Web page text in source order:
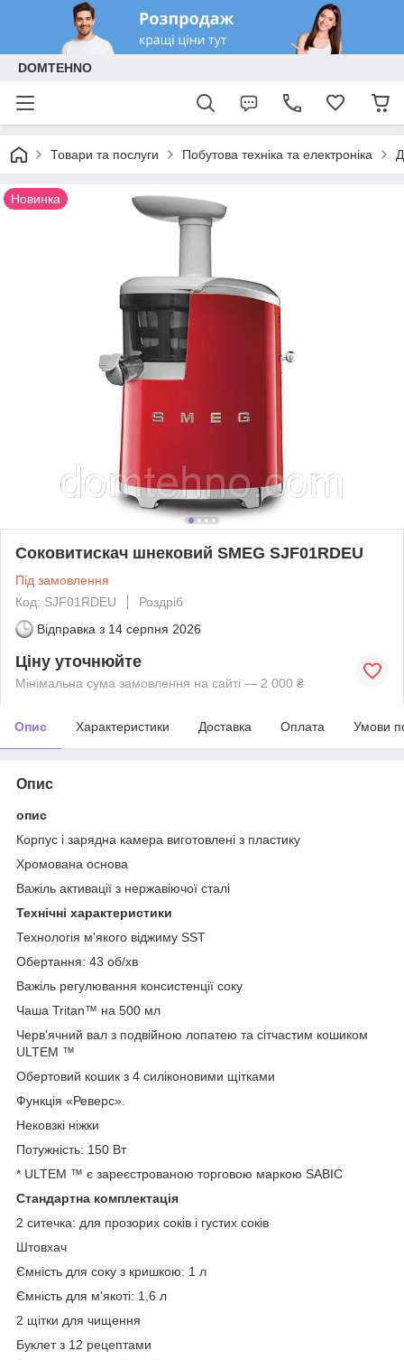
DOMTEHNO
Товари та послуги Побутова техніка та електроніка
Новинка
Соковитискач шнековий SMEG SJF01RDEU
Під замовлення
Код: SJF01RDEU
Роздріб
Відправка з 14 серпня 2026
Ціну уточнюйте
Мінімальна сума замовлення на сайті — 2 000 ₴
Опис Характеристики Доставка Оплата Умови
Опис
опис
Корпус і зарядна камера виготовлені з пластику
Хромована основа
Важіль активації з нержавіючої сталі
Технічні характеристики
Технологія м'якого віджиму SST
Обертання: 43 об/хв
Важіль регулювання консистенції соку
Чаша Tritan™ на 500 мл
Черв'ячний вал з подвійною лопатею та сітчастим кошиком
ULTEM ™
Обертовий кошик з 4 силіконовими щітками
Функція «Реверс».
Нековзкі ніжки
Потужність: 150 Вт
* ULTEM ™ є зареєстрованою торговою маркою SABIC
Стандартна комплектація
2 ситечка: для прозорих соків і густих соків
Штовхач
Ємність для соку з кришкою: 1 л
Ємність для м'якоті: 1,6 л
2 щітки для чищення
Буклет з 12 рецептами